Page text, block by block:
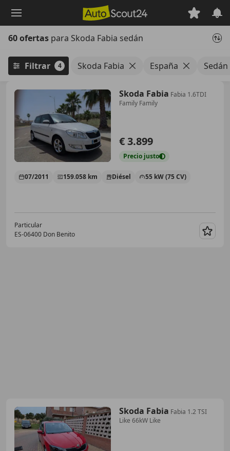
principal
60 ofertas para Skoda Fabia sedán
Filtrar 4 Skoda Fabia España Sedán
Skoda Fabia Fabia 1.6TDI
Family Family
€ 3.899
Precio justo
07/2011 159.058 km Diésel 55 kW (75 CV)
Particular
ES-06400 Don Benito
Skoda Fabia Fabia 1.2 TSI
Like 66kW Like